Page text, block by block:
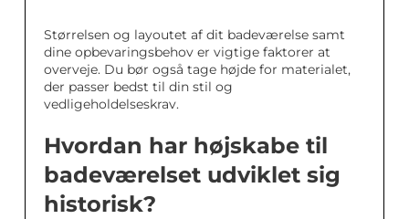
Størrelsen og layoutet af dit badeværelse samt
dine opbevaringsbehov er vigtige faktorer at
overveje. Du bør også tage højde for materialet,
der passer bedst til din stil og
vedligeholdelseskrav.
Hvordan har højskabe til
badeværelset udviklet sig
historisk?